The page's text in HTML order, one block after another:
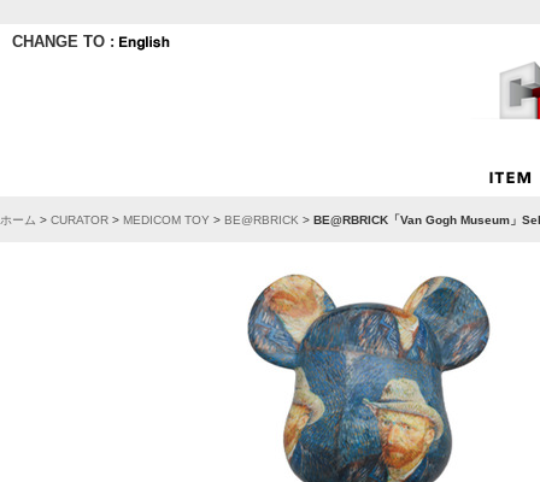
CHANGE TO :
ホーム > CURATOR > MEDICOM TOY > BE@RBRICK > BE@RBRICK「Van Gogh Museum」